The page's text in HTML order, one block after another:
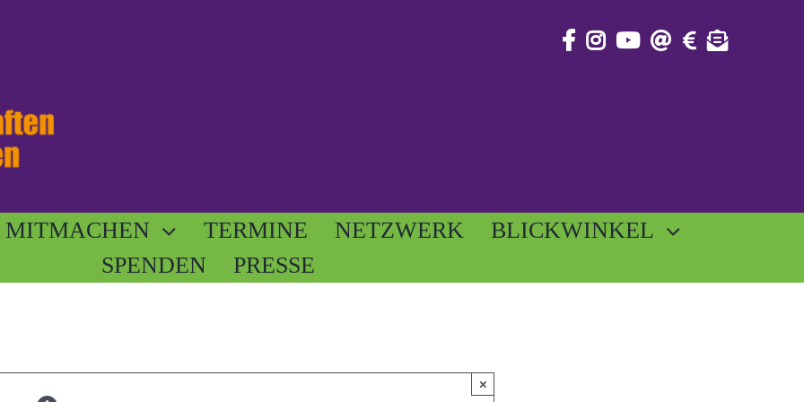
MITMACHEN TERMINE NETZWERK
BLICKWINKEL
SPENDEN
PRESSE
×